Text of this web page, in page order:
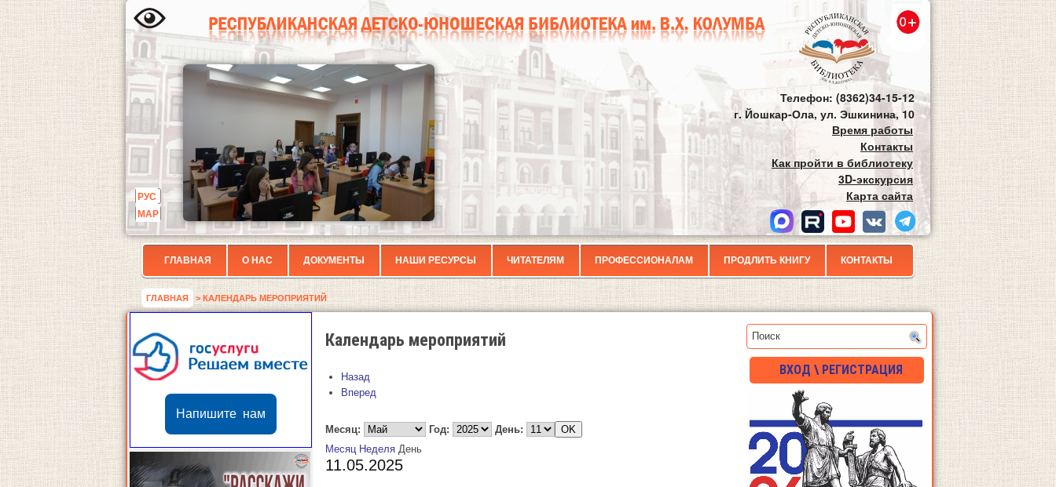
РУС
МАР
Телефон: (8362)34-15-12
г. Йошкар-Ола, ул. Эшкинина, 10
Время работы
Контакты
Как пройти в библиотеку
3D-экскурсия
Карта сайта
ГЛАВНАЯ О НАС ДОКУМЕНТЫ НАШИ РЕСУРСЫ ЧИТАТЕЛЯМ ПРОФЕССИОНАЛАМ ПРОДЛИТЬ КНИГУ КОНТАКТЫ
ГЛАВНАЯ > КАЛЕНДАРЬ МЕРОПРИЯТИЙ
Напишите нам
Календарь мероприятий
Назад
Вперед
Месяц: Год:
День:
Месяц Неделя День
11.05.2025
ВХОД \ РЕГИСТРАЦИЯ